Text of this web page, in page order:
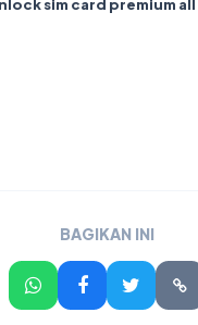
sim card premium all
BAGIKAN INI